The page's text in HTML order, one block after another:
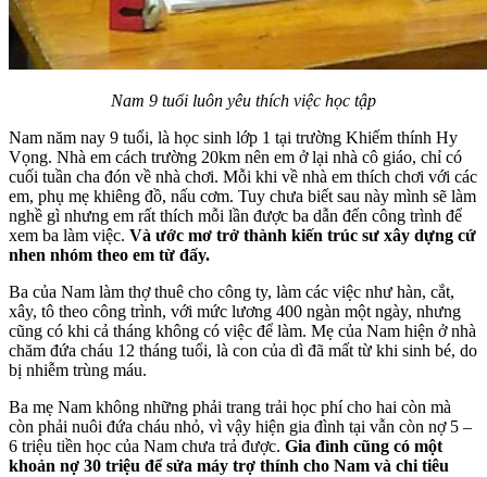
Nam 9 tuổi luôn yêu thích việc học tập
Nam năm nay 9 tuổi, là học sinh lớp 1 tại trường Khiếm thính Hy
Vọng. Nhà em cách trường 20km nên em ở lại nhà cô giáo, chỉ có
cuối tuần cha đón về nhà chơi. Mỗi khi về nhà em thích chơi với các
em, phụ mẹ khiêng đồ, nấu cơm. Tuy chưa biết sau này mình sẽ làm
nghề gì nhưng em rất thích mỗi lần được ba dẫn đến công trình để
xem ba làm việc. Và ước mơ trở thành kiến trúc sư xây dựng cứ
nhen nhóm theo em từ đấy.
Ba của Nam làm thợ thuê cho công ty, làm các việc như hàn, cắt,
xây, tô theo công trình, với mức lương 400 ngàn một ngày, nhưng
cũng có khi cả tháng không có việc để làm. Mẹ của Nam hiện ở nhà
chăm đứa cháu 12 tháng tuổi, là con của dì đã mất từ khi sinh bé, do
bị nhiễm trùng máu.
Ba mẹ Nam không những phải trang trải học phí cho hai còn mà
còn phải nuôi đứa cháu nhỏ, vì vậy hiện gia đình tại vẫn còn nợ 5 –
6 triệu tiền học của Nam chưa trả được. Gia đình cũng có một
khoản nợ 30 triệu để sửa máy trợ thính cho Nam và chi tiêu